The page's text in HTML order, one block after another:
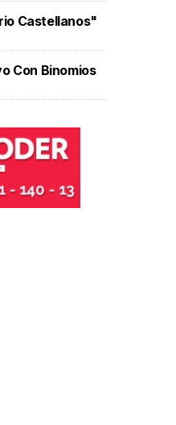
Castellanos"
Con Binomios